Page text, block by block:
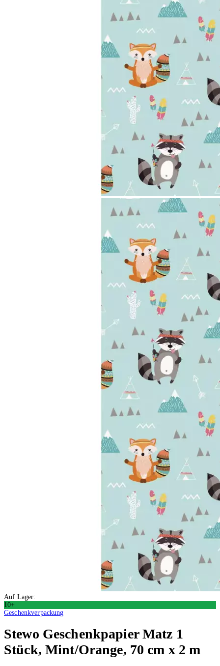
Auf Lager:
10+
Geschenkverpackung
Stewo Geschenkpapier Matz 1
Stück, Mint/Orange, 70 cm x 2 m